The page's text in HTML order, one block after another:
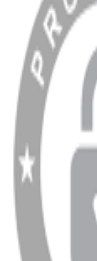
MÜŞTERİ
Hesabım
Sipariş Sorgulama
Banka Hesap
YARDIM VE DESTEK
Ödeme ve Teslimat
Garanti ve İade
info@dukkanhifi.com
Pazartesi -